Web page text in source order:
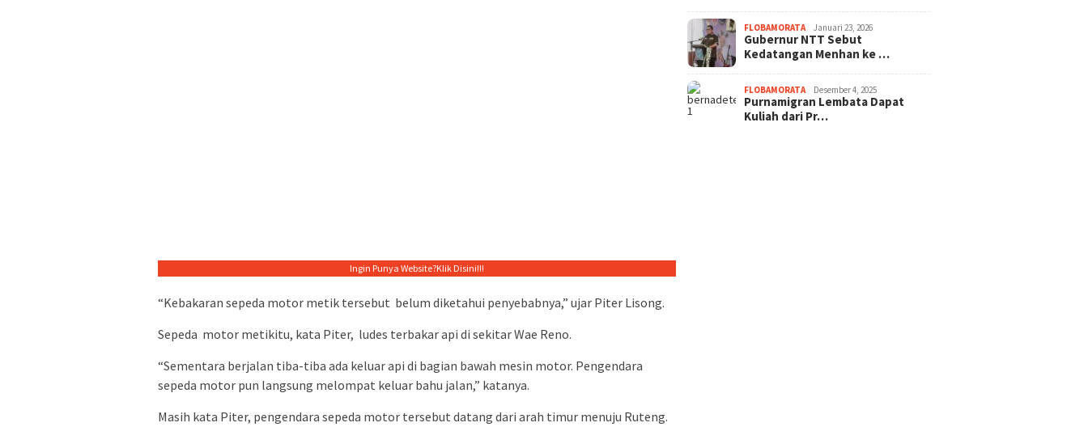
Ingin Punya Website?Klik Disini!!!
“Kebakaran sepeda motor metik tersebut belum diketahui penyebabnya,” ujar Piter Lisong.
Sepeda motor metikitu, kata Piter, ludes terbakar api di sekitar Wae Reno.
“Sementara berjalan tiba-tiba ada keluar api di bagian bawah mesin motor. Pengendara
sepeda motor pun langsung melompat keluar bahu jalan,” katanya.
Masih kata Piter, pengendara sepeda motor tersebut datang dari arah timur menuju Ruteng.
FLOBAMORATA Januari 23, 2026
Gubernur NTT Sebut
Kedatangan Menhan ke …
FLOBAMORATA Desember 4, 2025
Purnamigran Lembata Dapat
Kuliah dari Pr…